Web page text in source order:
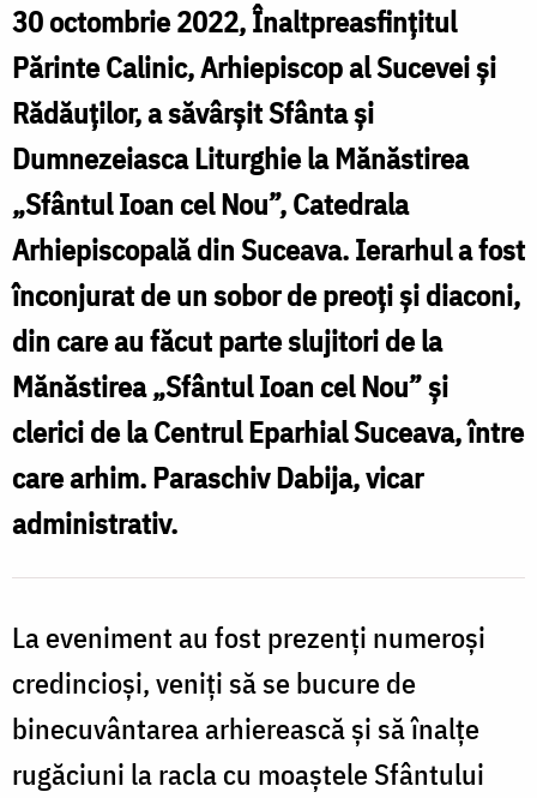
30 octombrie 2022, Înaltpreasfințitul
Părinte Calinic, Arhiepiscop al Sucevei și
Rădăuților, a săvârșit Sfânta și
Dumnezeiasca Liturghie la Mănăstirea
„Sfântul Ioan cel Nou”, Catedrala
Arhiepiscopală din Suceava. Ierarhul a fost
înconjurat de un sobor de preoți și diaconi,
din care au făcut parte slujitori de la
Mănăstirea „Sfântul Ioan cel Nou” și
clerici de la Centrul Eparhial Suceava, între
care arhim. Paraschiv Dabija, vicar
administrativ.
La eveniment au fost prezenți numeroși
credincioși, veniți să se bucure de
binecuvântarea arhierească și să înalțe
rugăciuni la racla cu moaștele Sfântului